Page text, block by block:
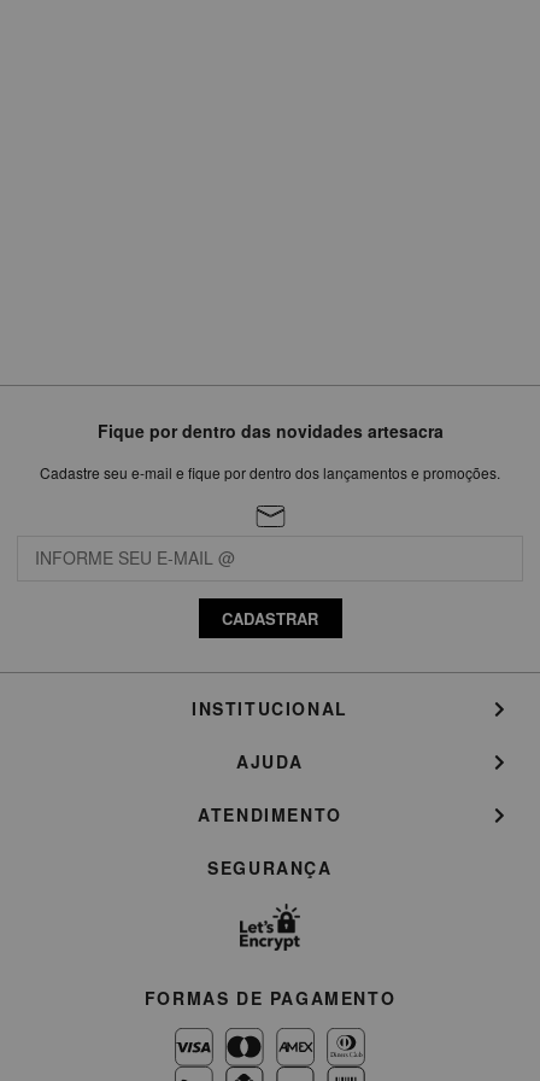
Fique por dentro das novidades artesacra
Cadastre seu e-mail e fique por dentro dos lançamentos e promoções.
CADASTRAR
INSTITUCIONAL
AJUDA
ATENDIMENTO
SEGURANÇA
FORMAS DE PAGAMENTO